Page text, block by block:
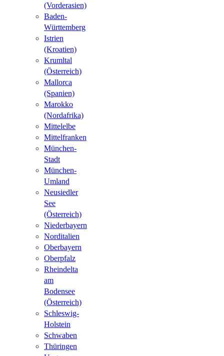
(Vorderasien)
Baden-
Württemberg
Istrien
(Kroatien)
Krumltal
(Österreich)
Mallorca
(Spanien)
Marokko
(Nordafrika)
Mittelelbe
Mittelfranken
München-
Stadt
München-
Umland
Neusiedler
See
(Österreich)
Niederbayern
Norditalien
Oberbayern
Oberpfalz
Rheindelta
am
Bodensee
(Österreich)
Schleswig-
Holstein
Schwaben
Thüringen